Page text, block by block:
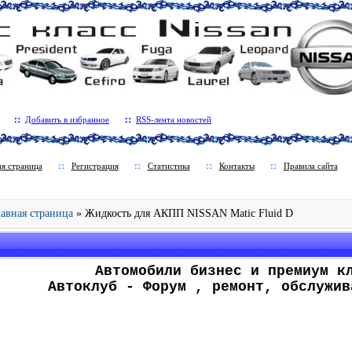
Добавить в избранное RSS-лента новостей
страница Регистрация Статистика Контакты Правила сайта
страница » Жидкость для АКПП NISSAN Matic Fluid D
Автомобили бизнес и премиум
Автоклуб - Форум , ремонт,